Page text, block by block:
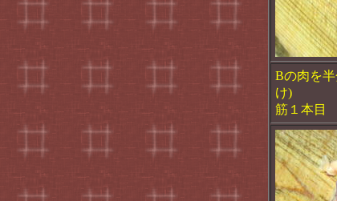
Bの肉を
け)
筋１本目